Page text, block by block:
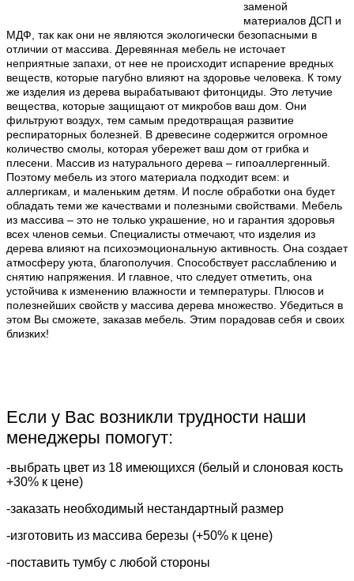
заменой
материалов ДСП и
МДФ, так как они не являются экологически безопасными в
отличии от массива. Деревянная мебель не источает
неприятные запахи, от нее не происходит испарение вредных
веществ, которые пагубно влияют на здоровье человека. К тому
же изделия из дерева вырабатывают фитонциды. Это летучие
вещества, которые защищают от микробов ваш дом. Они
фильтруют воздух, тем самым предотвращая развитие
респираторных болезней. В древесине содержится огромное
количество смолы, которая убережет ваш дом от грибка и
плесени. Массив из натурального дерева – гипоаллергенный.
Поэтому мебель из этого материала подходит всем: и
аллергикам, и маленьким детям. И после обработки она будет
обладать теми же качествами и полезными свойствами. Мебель
из массива – это не только украшение, но и гарантия здоровья
всех членов семьи. Специалисты отмечают, что изделия из
дерева влияют на психоэмоциональную активность. Она создает
атмосферу уюта, благополучия. Способствует расслаблению и
снятию напряжения. И главное, что следует отметить, она
устойчива к изменению влажности и температуры. Плюсов и
полезнейших свойств у массива дерева множество. Убедиться в
этом Вы сможете, заказав мебель. Этим порадовав себя и своих
близких!
Если у Вас возникли трудности наши
менеджеры помогут:
-выбрать цвет из 18 имеющихся (белый и слоновая кость
+30% к цене)
-заказать необходимый нестандартный размер
-изготовить из массива березы (+50% к цене)
-поставить тумбу с любой стороны